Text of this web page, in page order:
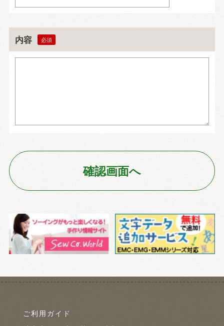
内容
ご利用ガイド